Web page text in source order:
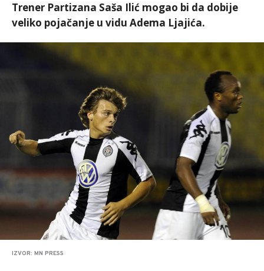
Trener Partizana Saša Ilić mogao bi da dobije
veliko pojačanje u vidu Adema Ljajića.
IZVOR: MN PRESS